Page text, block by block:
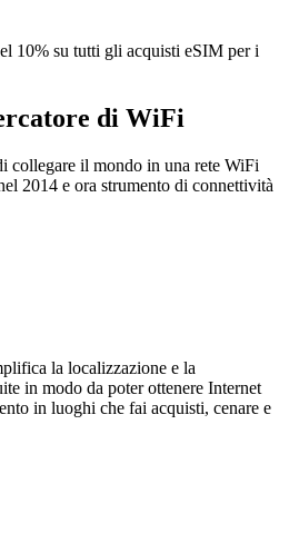
10% su tutti gli acquisti eSIM per i
di WiFi
collegare il mondo in una rete WiFi
2014 e ora strumento di connettività
la localizzazione e la
in modo da poter ottenere Internet
in luoghi che fai acquisti, cenare e